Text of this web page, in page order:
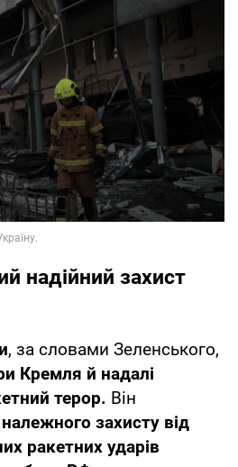
надійний захист
, за словами Зеленського,
Кремля й надалі
терор. Він
захисту від
ракетних ударів